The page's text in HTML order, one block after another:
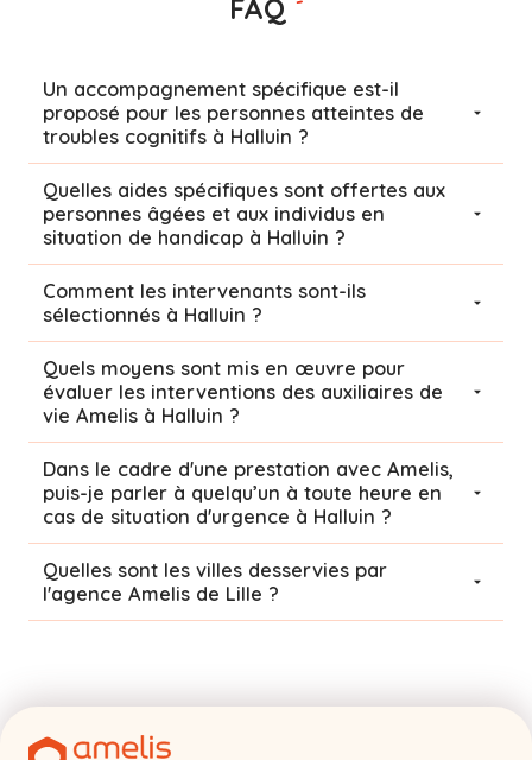
FAQ
Un accompagnement spécifique est-il
proposé pour les personnes atteintes de
troubles cognitifs à Halluin ?
Quelles aides spécifiques sont offertes aux
personnes âgées et aux individus en
situation de handicap à Halluin ?
Comment les intervenants sont-ils
sélectionnés à Halluin ?
Quels moyens sont mis en œuvre pour
évaluer les interventions des auxiliaires de
vie Amelis à Halluin ?
Dans le cadre d'une prestation avec Amelis,
puis-je parler à quelqu’un à toute heure en
cas de situation d'urgence à Halluin ?
Quelles sont les villes desservies par
l'agence Amelis de Lille ?